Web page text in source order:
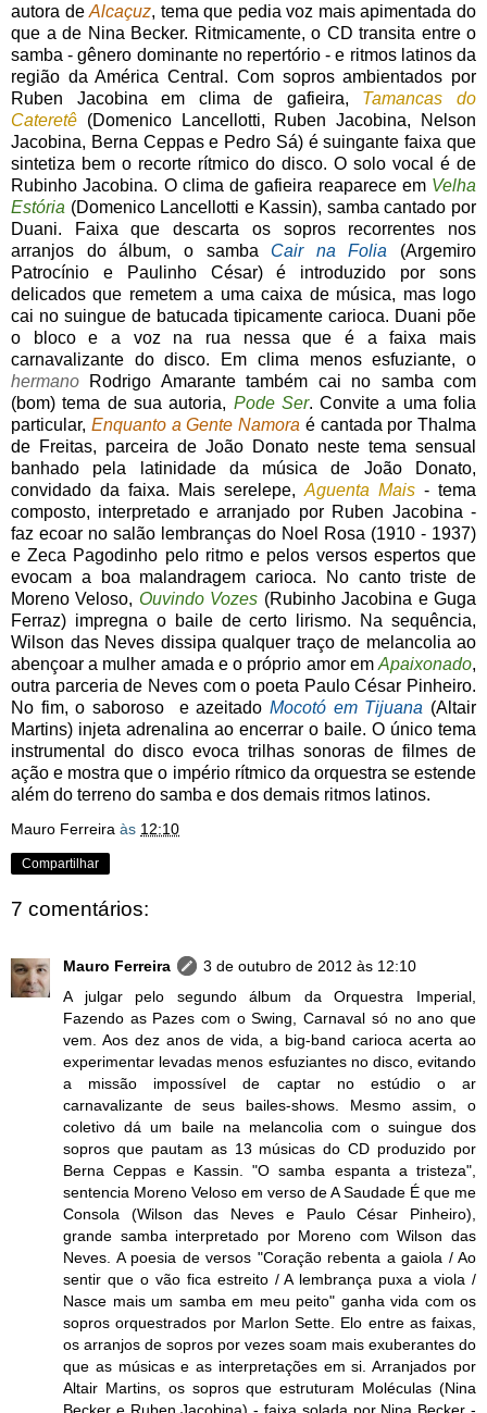
autora deAlcaçuz, tema que pedia voz mais apimentada do
que a de Nina Becker. Ritmicamente, o CD transita entre o
samba - gênero dominante no repertório - e ritmos latinos da
região da América Central. Com sopros ambientados por
Ruben Jacobina em clima de gafieira, Tamancas do
Cateretê (Domenico Lancellotti, Ruben Jacobina, Nelson
Jacobina, Berna Ceppas e Pedro Sá) é suingante faixa que
sintetiza bem o recorte rítmico do disco. O solo vocal é de
Rubinho Jacobina. O clima de gafieira reaparece em Velha
Estória (Domenico Lancellotti e Kassin), samba cantado por
Duani. Faixa que descarta os sopros recorrentes nos
arranjos do álbum, o samba Cair na Folia (Argemiro
Patrocínio e Paulinho César) é introduzido por sons
delicados que remetem a uma caixa de música, mas logo
cai no suingue de batucada tipicamente carioca. Duani põe
o bloco e a voz na rua nessa que é a faixa mais
carnavalizante do disco. Em clima menos esfuziante, o
hermano Rodrigo Amarante também cai no samba com
(bom) tema de sua autoria, Pode Ser. Convite a uma folia
particular, Enquanto a Gente Namora é cantada por Thalma
de Freitas, parceira de João Donato neste tema sensual
banhado pela latinidade da música de João Donato,
convidado da faixa. Mais serelepe, Aguenta Mais - tema
composto, interpretado e arranjado por Ruben Jacobina -
faz ecoar no salão lembranças do Noel Rosa (1910 - 1937)
e Zeca Pagodinho pelo ritmo e pelos versos espertos que
evocam a boa malandragem carioca. No canto triste de
Moreno Veloso, Ouvindo Vozes (Rubinho Jacobina e Guga
Ferraz) impregna o baile de certo lirismo. Na sequência,
Wilson das Neves dissipa qualquer traço de melancolia ao
abençoar a mulher amada e o próprio amor em Apaixonado,
outra parceria de Neves com o poeta Paulo César Pinheiro.
No fim, o saboroso e azeitado Mocotó em Tijuana (Altair
Martins) injeta adrenalina ao encerrar o baile. O único tema
instrumental do disco evoca trilhas sonoras de filmes de
ação e mostra que o império rítmico da orquestra se estende
além do terreno do samba e dos demais ritmos latinos.
Mauro Ferreira às 12:10
Compartilhar
7 comentários:
Mauro Ferreira
3 de outubro de 2012 às 12:10
A julgar pelo segundo álbum da Orquestra Imperial,
Fazendo as Pazes com o Swing, Carnaval só no ano que
vem. Aos dez anos de vida, a big-band carioca acerta ao
experimentar levadas menos esfuziantes no disco, evitando
a missão impossível de captar no estúdio o ar
carnavalizante de seus bailes-shows. Mesmo assim, o
coletivo dá um baile na melancolia com o suingue dos
sopros que pautam as 13 músicas do CD produzido por
Berna Ceppas e Kassin. "O samba espanta a tristeza",
sentencia Moreno Veloso em verso de A Saudade É que me
Consola (Wilson das Neves e Paulo César Pinheiro),
grande samba interpretado por Moreno com Wilson das
Neves. A poesia de versos "Coração rebenta a gaiola / Ao
sentir que o vão fica estreito / A lembrança puxa a viola /
Nasce mais um samba em meu peito" ganha vida com os
sopros orquestrados por Marlon Sette. Elo entre as faixas,
os arranjos de sopros por vezes soam mais exuberantes do
que as músicas e as interpretações em si. Arranjados por
Altair Martins, os sopros que estruturam Moléculas (Nina